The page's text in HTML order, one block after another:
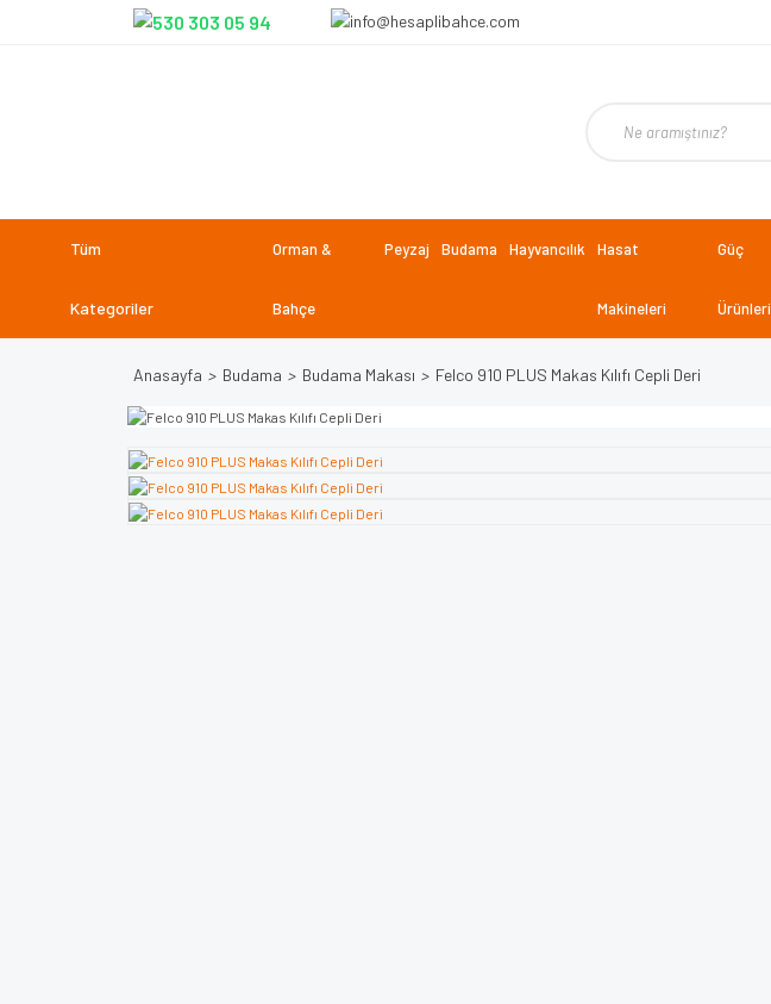
Tüm
Kategoriler
Orman &
Bahçe
Peyzaj Budama Hayvancılık Hasat
Makineleri
Güç
Ürünleri
Anasayfa Budama Budama Makası Felco 910 PLUS Makas Kılıfı Cepli Deri